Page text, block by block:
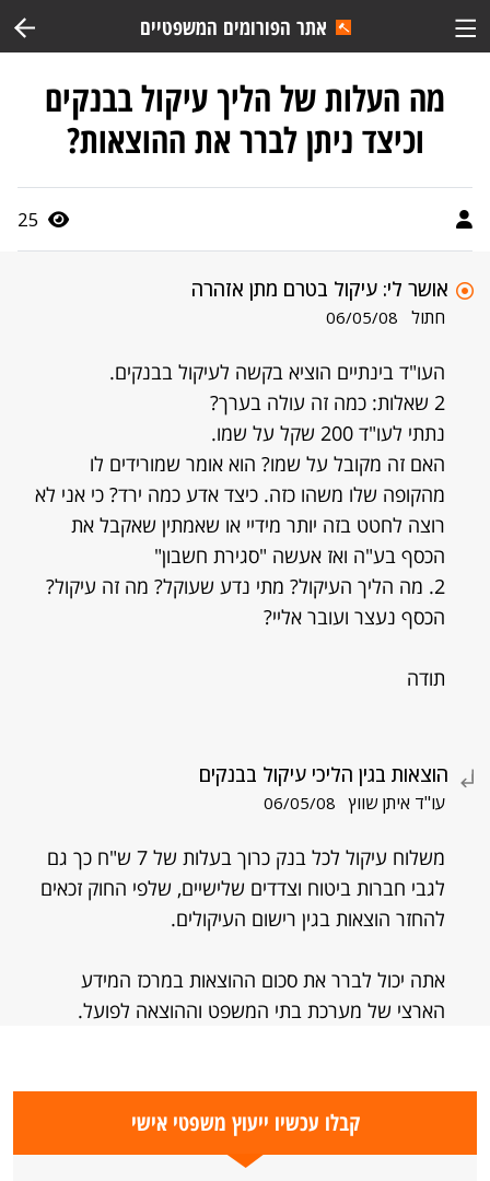
אתר הפורומים המשפטיים
מה העלות של הליך עיקול בבנקים
וכיצד ניתן לברר את ההוצאות?
25
אושר לי: עיקול בטרם מתן אזהרה
חתול 06/05/08
העו"ד בינתיים הוציא בקשה לעיקול בבנקים.
2 שאלות: כמה זה עולה בערך?
נתתי לעו"ד 200 שקל על שמו.
האם זה מקובל על שמו? הוא אומר שמורידים לו
מהקופה שלו משהו כזה. כיצד אדע כמה ירד? כי אני לא
רוצה לחטט בזה יותר מידיי או שאמתין שאקבל את
הכסף בע"ה ואז אעשה "סגירת חשבון"
2. מה הליך העיקול? מתי נדע שעוקל? מה זה עיקול?
הכסף נעצר ועובר אליי?
תודה
הוצאות בגין הליכי עיקול בבנקים
עו"ד איתן שווץ 06/05/08
משלוח עיקול לכל בנק כרוך בעלות של 7 ש"ח כך גם
לגבי חברות ביטוח וצדדים שלישיים, שלפי החוק זכאים
להחזר הוצאות בגין רישום העיקולים.
אתה יכול לברר את סכום ההוצאות במרכז המידע
הארצי של מערכת בתי המשפט וההוצאה לפועל.
קבלו עכשיו ייעוץ משפטי אישי